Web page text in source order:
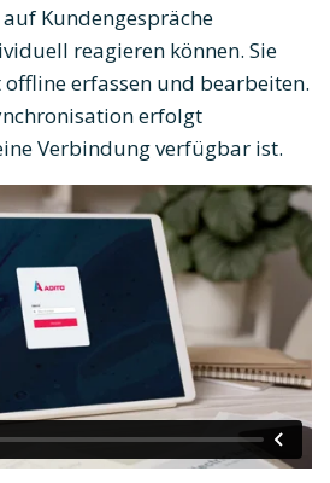
Kundengespräche
reagieren können. Sie
offline erfassen und bearbeiten.
erfolgt
Verbindung verfügbar ist.